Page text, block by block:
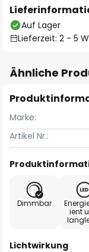
Auf Lager
Lieferzeit: 2 - 5
Ähnliche
Marke:
Artikel Nr.:
Dimmbar
ient
Lichtwirkung